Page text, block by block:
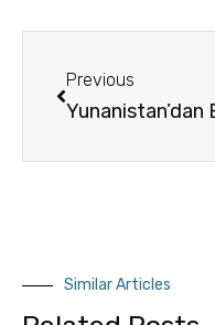
Previous
Similar Articles